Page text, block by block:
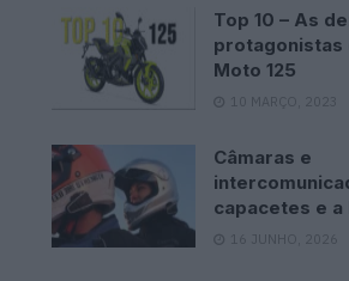
Top 10 – As
protagonistas
Moto 125
10 MARÇO, 2023
Câmaras e
capacetes e a
16 JUNHO, 2026